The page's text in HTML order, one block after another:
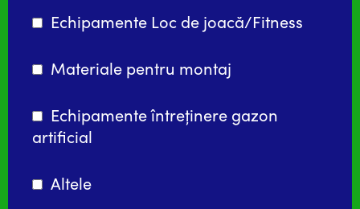
Echipamente Loc de joacă/Fitness
Materiale pentru montaj
Echipamente întreținere gazon
artificial
Altele